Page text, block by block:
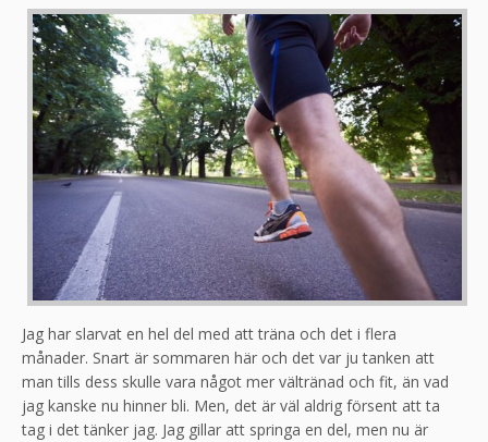
Jag har slarvat en hel del med att träna och det i flera
månader. Snart är sommaren här och det var ju tanken att
man tills dess skulle vara något mer vältränad och fit, än vad
jag kanske nu hinner bli. Men, det är väl aldrig försent att ta
tag i det tänker jag. Jag gillar att springa en del, men nu är